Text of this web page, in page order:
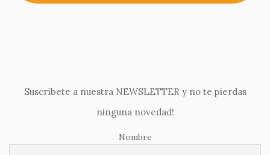
Suscríbete a nuestra NEWSLETTER y no te pierdas
ninguna novedad!
Nombre